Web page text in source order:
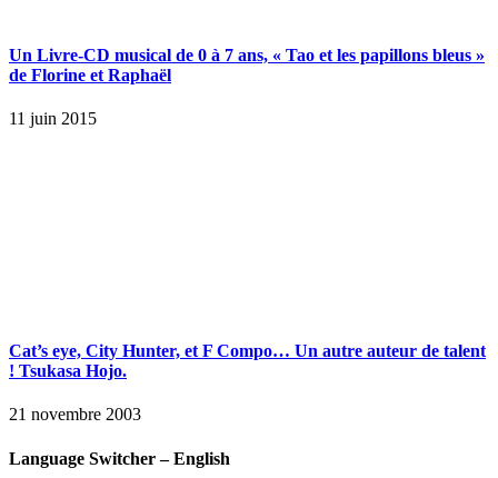
Un Livre-CD musical de 0 à 7 ans, « Tao et les papillons bleus »
de Florine et Raphaël
11 juin 2015
Cat’s eye, City Hunter, et F Compo… Un autre auteur de talent
! Tsukasa Hojo.
21 novembre 2003
Language Switcher – English